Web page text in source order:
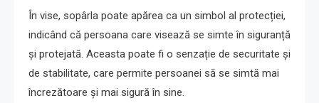
În vise, sopârla poate apărea ca un simbol al protecției,
indicând că persoana care visează se simte în siguranță
și protejată. Aceasta poate fi o senzație de securitate și
de stabilitate, care permite persoanei să se simtă mai
încrezătoare și mai sigură în sine.